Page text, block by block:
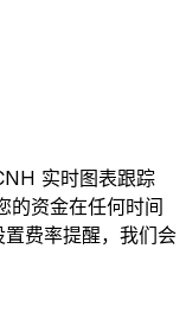
实时图表跟踪
的资金在任何时间
费率提醒，我们会